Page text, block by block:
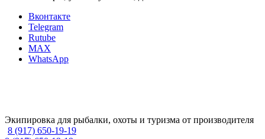
Вконтакте
Telegram
Rutube
MAX
WhatsApp
Экипировка для рыбалки, охоты и туризма от производителя
8 (917) 650-19-19